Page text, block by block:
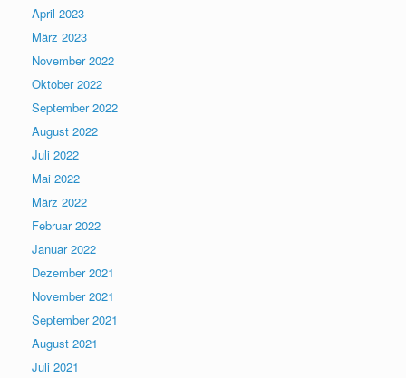
April 2023
März 2023
November 2022
Oktober 2022
September 2022
August 2022
Juli 2022
Mai 2022
März 2022
Februar 2022
Januar 2022
Dezember 2021
November 2021
September 2021
August 2021
Juli 2021